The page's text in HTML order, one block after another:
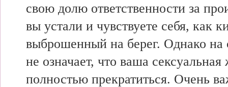
свою долю ответственности за
вы устали и чувствуете себя, как
выброшенный на берег. Однако на
не означает, что ваша
полностью прекратиться. Очень